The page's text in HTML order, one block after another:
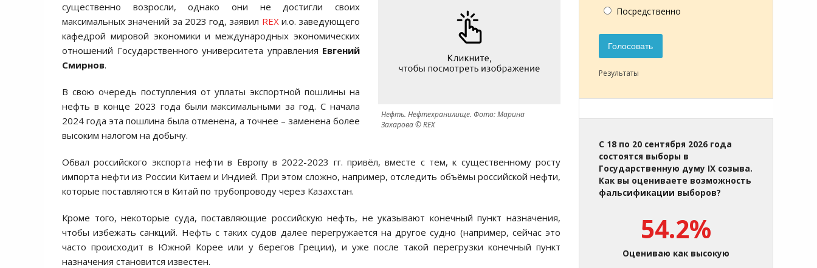
Нефть. Нефтехранилище. Фото: Марина
Захарова © REX
существенно возросли, однако они не достигли своих
максимальных значений за 2023 год, заявил REXи.о. заведующего
кафедрой мировой экономики и международных экономических
отношений Государственного университета управления Евгений
Смирнов.
В свою очередь поступления от уплаты экспортной пошлины на
нефть в конце 2023 года были максимальными за год. С начала
2024 года эта пошлина была отменена, а точнее – заменена более
высоким налогом на добычу.
Обвал российского экспорта нефти в Европу в 2022-2023 гг. привёл, вместе с тем, к существенному росту
импорта нефти из России Китаем и Индией. При этом сложно, например, отследить объёмы российской нефти,
которые поставляются в Китай по трубопроводу через Казахстан.
Кроме того, некоторые суда, поставляющие российскую нефть, не указывают конечный пункт назначения,
чтобы избежать санкций. Нефть с таких судов далее перегружается на другое судно (например, сейчас это
часто происходит в Южной Корее или у берегов Греции), и уже после такой перегрузки конечный пункт
назначения становится известен.
Посредственно
Голосовать
Результаты
С 18 по 20 сентября 2026 года
состоятся выборы в
Государственную думу IX созыва.
Как вы оцениваете возможность
фальсификации выборов?
54.2%
Оцениваю как высокую